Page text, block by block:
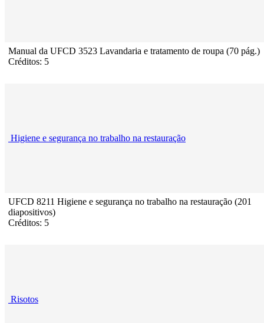
Manual da UFCD 3523 Lavandaria e tratamento de roupa (70 pág.)
Créditos: 5
Higiene e segurança no trabalho na restauração
UFCD 8211 Higiene e segurança no trabalho na restauração (201
diapositivos)
Créditos: 5
Risotos